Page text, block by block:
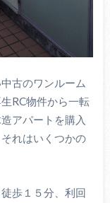
古のワンルーム
RC物件から一転
アパートを購入
れはいくつかの
歩１５分、利回